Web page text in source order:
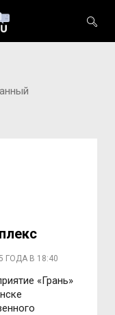
ГОДА В 18:40
«Грань»